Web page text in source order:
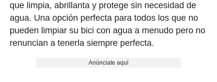
que limpia, abrillanta y protege sin necesidad de
agua. Una opción perfecta para todos los que no
pueden limpiar su bici con agua a menudo pero no
renuncian a tenerla siempre perfecta.
Anúnciate aquí